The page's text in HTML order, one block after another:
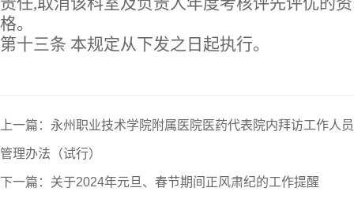
格。
第十三条 本规定从下发之日起执行。
上一篇：永州职业技术学院附属医院医药代表院内拜访工作人员
管理办法（试行）
下一篇：关于2024年元旦、春节期间正风肃纪的工作提醒